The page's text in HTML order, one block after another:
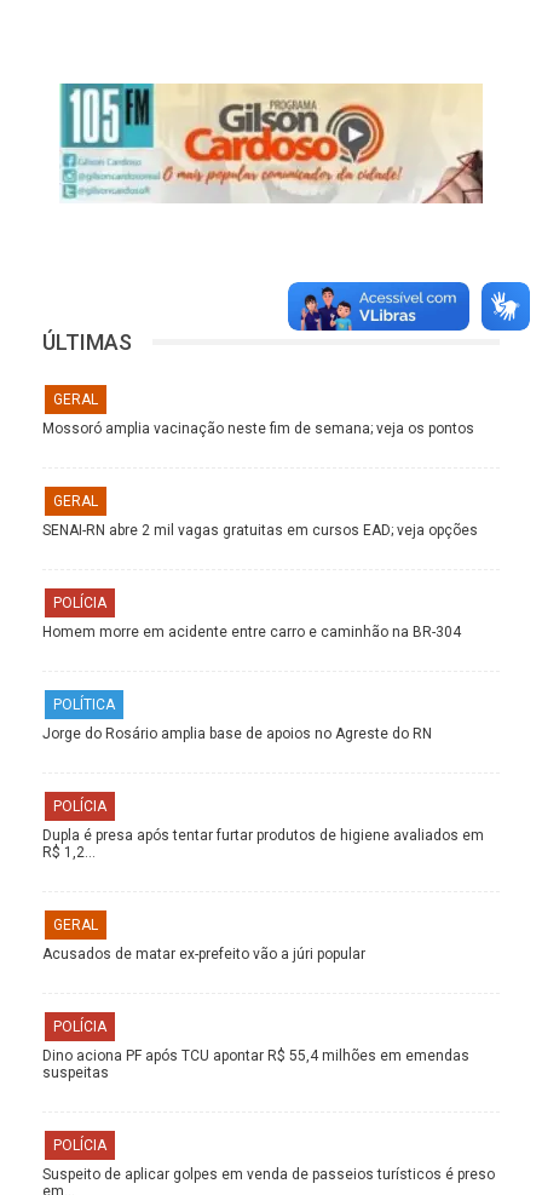
ÚLTIMAS
GERAL
Mossoró amplia vacinação neste fim de semana; veja os pontos
GERAL
SENAI-RN abre 2 mil vagas gratuitas em cursos EAD; veja opções
POLÍCIA
Homem morre em acidente entre carro e caminhão na BR-304
POLÍTICA
Jorge do Rosário amplia base de apoios no Agreste do RN
POLÍCIA
Dupla é presa após tentar furtar produtos de higiene avaliados em
R$ 1,2…
GERAL
Acusados de matar ex-prefeito vão a júri popular
POLÍCIA
Dino aciona PF após TCU apontar R$ 55,4 milhões em emendas
suspeitas
POLÍCIA
Suspeito de aplicar golpes em venda de passeios turísticos é preso
em…